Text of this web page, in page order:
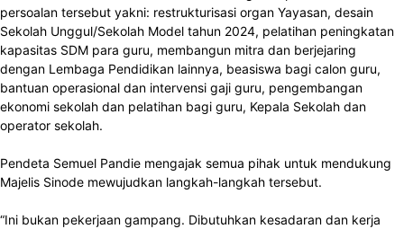
persoalan tersebut yakni: restrukturisasi organ Yayasan, desain
Sekolah Unggul/Sekolah Model tahun 2024, pelatihan peningkatan
kapasitas SDM para guru, membangun mitra dan berjejaring
dengan Lembaga Pendidikan lainnya, beasiswa bagi calon guru,
bantuan operasional dan intervensi gaji guru, pengembangan
ekonomi sekolah dan pelatihan bagi guru, Kepala Sekolah dan
operator sekolah.
Pendeta Semuel Pandie mengajak semua pihak untuk mendukung
Majelis Sinode mewujudkan langkah-langkah tersebut.
“Ini bukan pekerjaan gampang. Dibutuhkan kesadaran dan kerja